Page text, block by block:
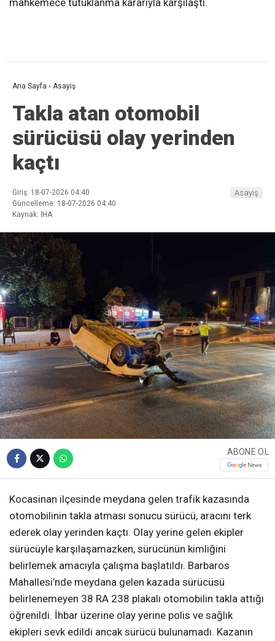
Ana Sayfa › Asayiş
Takla atan otomobil
sürücüsü olay yerinden
kaçtı
Giriş: 18-07-2026 04:40
Güncelleme: 18-07-2026 04:40
Kaynak: İHA
Asayiş
ABONE OL
Kocasinan ilçesinde meydana gelen trafik kazasında
otomobilinin takla atması sonucu sürücü, aracını terk
ederek olay yerinden kaçtı. Olay yerine gelen ekipler
sürücüyle karşılaşamazken, sürücünün kimliğini
belirlemek amacıyla çalışma başlatıldı. Barbaros
Mahallesi’nde meydana gelen kazada sürücüsü
belirlenemeyen 38 RA 238 plakalı otomobilin takla attığı
öğrenildi. İhbar üzerine olay yerine polis ve sağlık
ekipleri sevk edildi ancak sürücü bulunamadı. Kazanın